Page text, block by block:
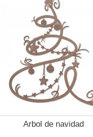
Arbol de navidad